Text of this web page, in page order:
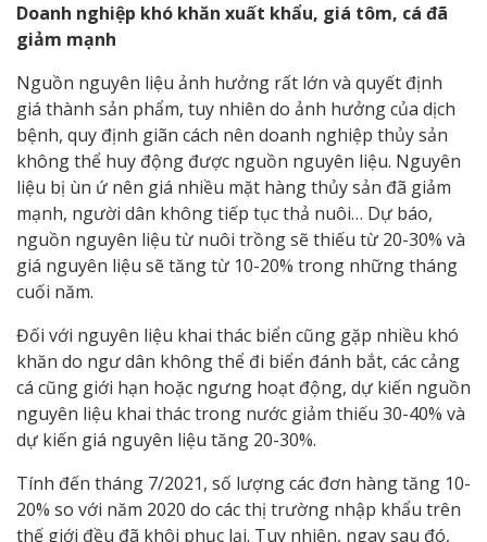
Doanh nghiệp khó khăn xuất khẩu, giá tôm, cá đã
giảm mạnh
Nguồn nguyên liệu ảnh hưởng rất lớn và quyết định
giá thành sản phẩm, tuy nhiên do ảnh hưởng của dịch
bệnh, quy định giãn cách nên doanh nghiệp thủy sản
không thể huy động được nguồn nguyên liệu. Nguyên
liệu bị ùn ứ nên giá nhiều mặt hàng thủy sản đã giảm
mạnh, người dân không tiếp tục thả nuôi… Dự báo,
nguồn nguyên liệu từ nuôi trồng sẽ thiếu từ 20-30% và
giá nguyên liệu sẽ tăng từ 10-20% trong những tháng
cuối năm.
Đối với nguyên liệu khai thác biển cũng gặp nhiều khó
khăn do ngư dân không thể đi biển đánh bắt, các cảng
cá cũng giới hạn hoặc ngưng hoạt động, dự kiến nguồn
nguyên liệu khai thác trong nước giảm thiếu 30-40% và
dự kiến giá nguyên liệu tăng 20-30%.
Tính đến tháng 7/2021, số lượng các đơn hàng tăng 10-
20% so với năm 2020 do các thị trường nhập khẩu trên
thế giới đều đã khôi phục lại. Tuy nhiên, ngay sau đó,